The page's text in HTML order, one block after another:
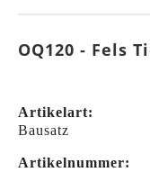
OQ120 - Fels
Artikelart:
Bausatz
Artikelnummer: